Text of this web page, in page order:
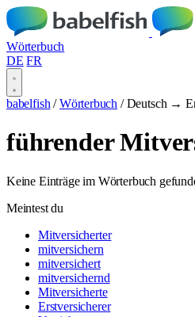
Wörterbuch
DE FR
babelfish / Wörterbuch / Deutsch →
führender
Keine Einträge im Wörterbuch
Meintest du
Mitversicherter
mitversichern
mitversichert
mitversichernd
Mitversicherte
Erstversicherer